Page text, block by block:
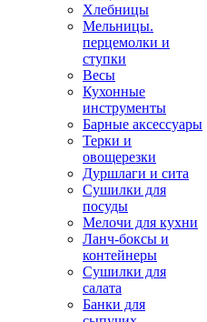
Хлебницы
Мельницы.
перцемолки и
ступки
Весы
Кухонные
инструменты
Барные аксессуары
Терки и
овощерезки
Дуршлаги и сита
Сушилки для
посуды
Мелочи для кухни
Ланч-боксы и
контейнеры
Сушилки для
салата
Банки для